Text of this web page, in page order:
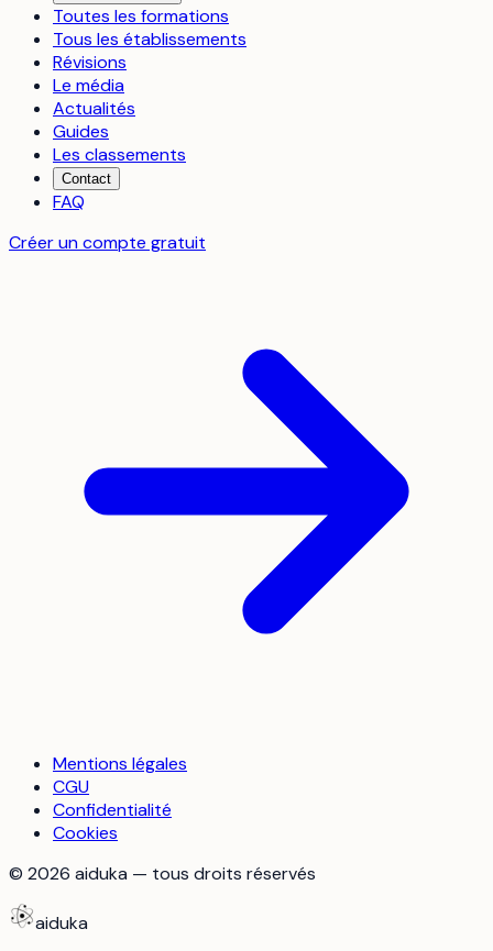
Toutes les formations
Tous les établissements
Révisions
Le média
Actualités
Guides
Les classements
Contact
FAQ
Créer un compte gratuit
Mentions légales
CGU
Confidentialité
Cookies
© 2026 aiduka — tous droits réservés
aiduka